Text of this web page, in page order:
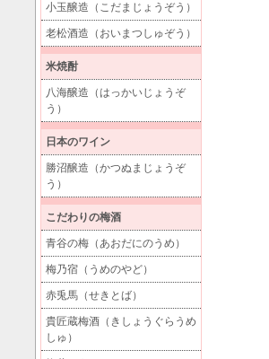
小玉醸造（こだまじょうぞう）
老松酒造（おいまつしゅぞう）
米焼酎
八海醸造（はっかいじょうぞ
う）
日本のワイン
勝沼醸造（かつぬまじょうぞ
う）
こだわりの梅酒
青谷の梅（あおだにのうめ）
梅乃宿（うめのやど）
赤兎馬（せきとば）
貴匠蔵梅酒（きしょうぐらうめ
しゅ）